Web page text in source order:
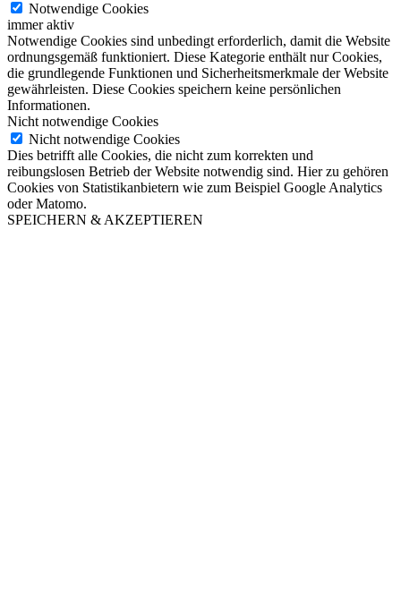
Notwendige Cookies
immer aktiv
Notwendige Cookies sind unbedingt erforderlich, damit die Website
ordnungsgemäß funktioniert. Diese Kategorie enthält nur Cookies,
die grundlegende Funktionen und Sicherheitsmerkmale der Website
gewährleisten. Diese Cookies speichern keine persönlichen
Informationen.
Nicht notwendige Cookies
Nicht notwendige Cookies
Dies betrifft alle Cookies, die nicht zum korrekten und
reibungslosen Betrieb der Website notwendig sind. Hier zu gehören
Cookies von Statistikanbietern wie zum Beispiel Google Analytics
oder Matomo.
SPEICHERN & AKZEPTIEREN